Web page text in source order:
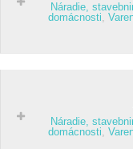
Náradie,
domácnosti,
Náradie,
domácnosti,